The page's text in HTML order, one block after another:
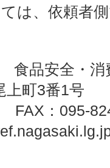
、依頼者側
食品安全・消
町3番1号
：095-